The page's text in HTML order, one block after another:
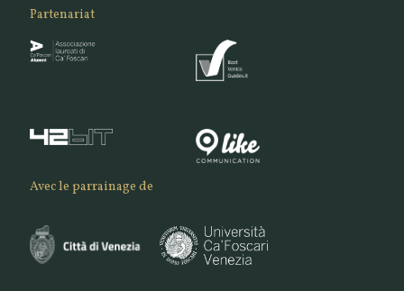
Partenariat
Avec le parrainage de